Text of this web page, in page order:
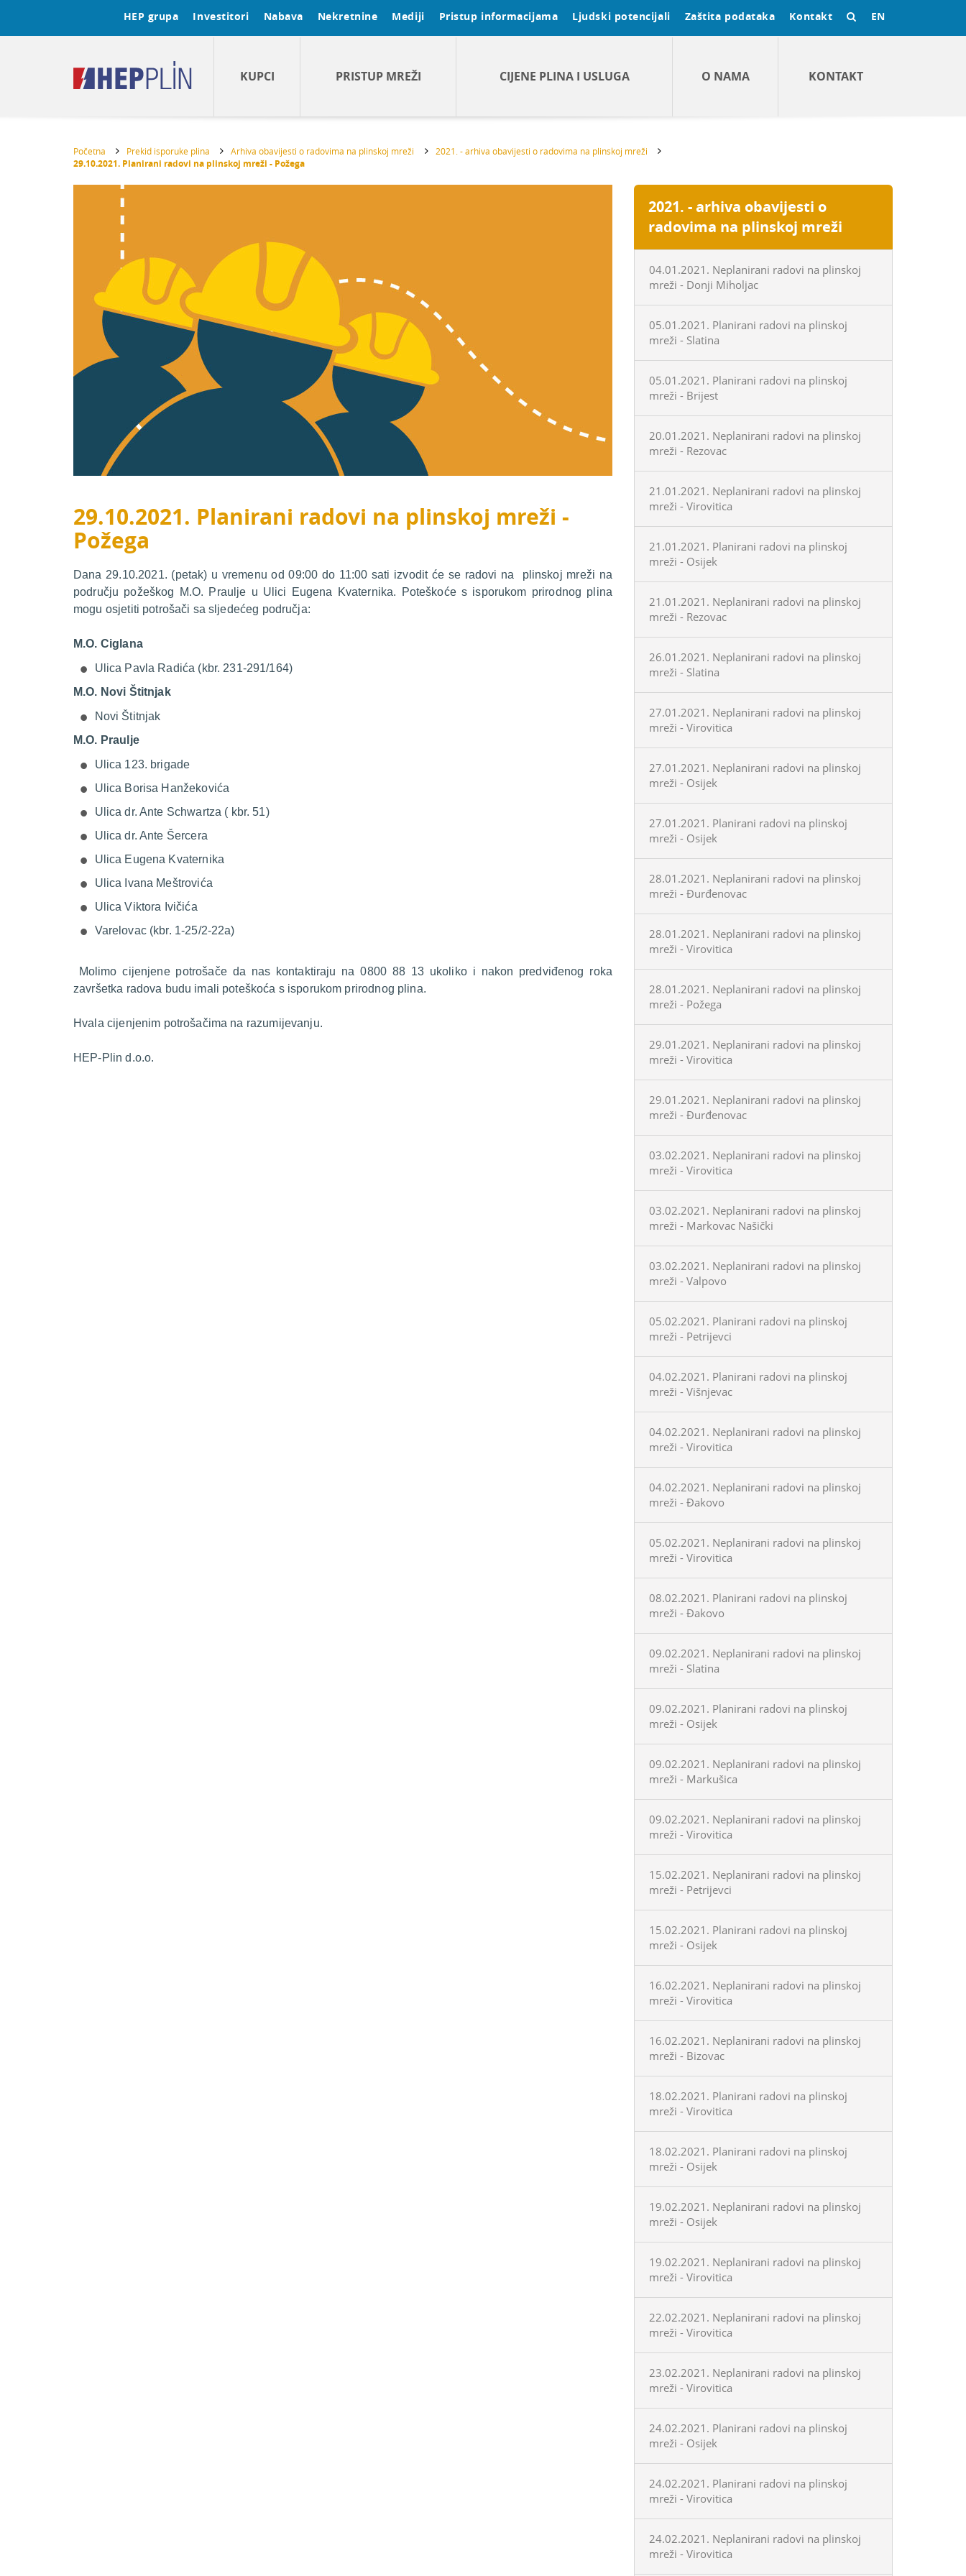
HEP grupa Investitori Nabava Nekretnine Mediji Pristup informacijama Ljudski potencijali Zaštita podataka Kontakt EN
KUPCI PRISTUP MREŽI CIJENE PLINA I USLUGA O NAMA KONTAKT
Početna Prekid isporuke plina Arhiva obavijesti o radovima na plinskoj mreži 2021. - arhiva obavijesti o radovima na plinskoj mreži
29.10.2021. Planirani radovi na plinskoj mreži - Požega
29.10.2021. Planirani radovi na plinskoj mreži -
Požega
Dana 29.10.2021. (petak) u vremenu od 09:00 do 11:00 sati izvodit će se radovi na plinskoj mreži na
području požeškog M.O. Praulje u Ulici Eugena Kvaternika. Poteškoće s isporukom prirodnog plina
mogu osjetiti potrošači sa sljedećeg područja:
M.O. Ciglana
Ulica Pavla Radića (kbr. 231-291/164)
M.O. Novi Štitnjak
Novi Štitnjak
M.O. Praulje
Ulica 123. brigade
Ulica Borisa Hanžekovića
Ulica dr. Ante Schwartza ( kbr. 51)
Ulica dr. Ante Šercera
Ulica Eugena Kvaternika
Ulica Ivana Meštrovića
Ulica Viktora Ivičića
Varelovac (kbr. 1-25/2-22a)
Molimo cijenjene potrošače da nas kontaktiraju na 0800 88 13 ukoliko i nakon predviđenog roka
završetka radova budu imali poteškoća s isporukom prirodnog plina.
Hvala cijenjenim potrošačima na razumijevanju.
HEP-Plin d.o.o.
2021. - arhiva obavijesti o
radovima na plinskoj mreži
04.01.2021. Neplanirani radovi na plinskoj
mreži - Donji Miholjac
05.01.2021. Planirani radovi na plinskoj
mreži - Slatina
05.01.2021. Planirani radovi na plinskoj
mreži - Brijest
20.01.2021. Neplanirani radovi na plinskoj
mreži - Rezovac
21.01.2021. Neplanirani radovi na plinskoj
mreži - Virovitica
21.01.2021. Planirani radovi na plinskoj
mreži - Osijek
21.01.2021. Neplanirani radovi na plinskoj
mreži - Rezovac
26.01.2021. Neplanirani radovi na plinskoj
mreži - Slatina
27.01.2021. Neplanirani radovi na plinskoj
mreži - Virovitica
27.01.2021. Neplanirani radovi na plinskoj
mreži - Osijek
27.01.2021. Planirani radovi na plinskoj
mreži - Osijek
28.01.2021. Neplanirani radovi na plinskoj
mreži - Đurđenovac
28.01.2021. Neplanirani radovi na plinskoj
mreži - Virovitica
28.01.2021. Neplanirani radovi na plinskoj
mreži - Požega
29.01.2021. Neplanirani radovi na plinskoj
mreži - Virovitica
29.01.2021. Neplanirani radovi na plinskoj
mreži - Đurđenovac
03.02.2021. Neplanirani radovi na plinskoj
mreži - Virovitica
03.02.2021. Neplanirani radovi na plinskoj
mreži - Markovac Našički
03.02.2021. Neplanirani radovi na plinskoj
mreži - Valpovo
05.02.2021. Planirani radovi na plinskoj
mreži - Petrijevci
04.02.2021. Planirani radovi na plinskoj
mreži - Višnjevac
04.02.2021. Neplanirani radovi na plinskoj
mreži - Virovitica
04.02.2021. Neplanirani radovi na plinskoj
mreži - Đakovo
05.02.2021. Neplanirani radovi na plinskoj
mreži - Virovitica
08.02.2021. Planirani radovi na plinskoj
mreži - Đakovo
09.02.2021. Neplanirani radovi na plinskoj
mreži - Slatina
09.02.2021. Planirani radovi na plinskoj
mreži - Osijek
09.02.2021. Neplanirani radovi na plinskoj
mreži - Markušica
09.02.2021. Neplanirani radovi na plinskoj
mreži - Virovitica
15.02.2021. Neplanirani radovi na plinskoj
mreži - Petrijevci
15.02.2021. Planirani radovi na plinskoj
mreži - Osijek
16.02.2021. Neplanirani radovi na plinskoj
mreži - Virovitica
16.02.2021. Neplanirani radovi na plinskoj
mreži - Bizovac
18.02.2021. Planirani radovi na plinskoj
mreži - Virovitica
18.02.2021. Planirani radovi na plinskoj
mreži - Osijek
19.02.2021. Neplanirani radovi na plinskoj
mreži - Osijek
19.02.2021. Neplanirani radovi na plinskoj
mreži - Virovitica
22.02.2021. Neplanirani radovi na plinskoj
mreži - Virovitica
23.02.2021. Neplanirani radovi na plinskoj
mreži - Virovitica
24.02.2021. Planirani radovi na plinskoj
mreži - Osijek
24.02.2021. Planirani radovi na plinskoj
mreži - Virovitica
24.02.2021. Neplanirani radovi na plinskoj
mreži - Virovitica